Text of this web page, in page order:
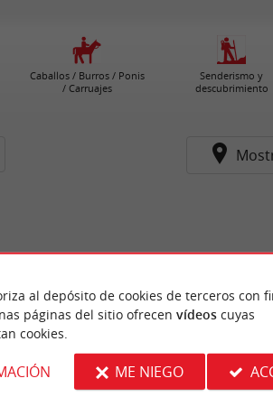
Caballos / Burros / Ponis
/ Carruajes
Senderismo y
descubrimiento
al depósito de cookies de terceros con
páginas del sitio ofrecen vídeoscuyas
cookies.
ME NIEGO